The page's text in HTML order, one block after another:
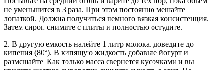
не уменьшится в 3 раза. При этом постоянно мешайте
лопаткой. Должна получиться немного вязкая консистенция.
Затем сироп снимите с плиты и полностью остудите.
2. В другую емкость налейте 1 литр молока, доведите до
кипения (80°). В кипящую жидкость добавьте йогурт и
размешайте. Как только масса свернется кусочками и вы